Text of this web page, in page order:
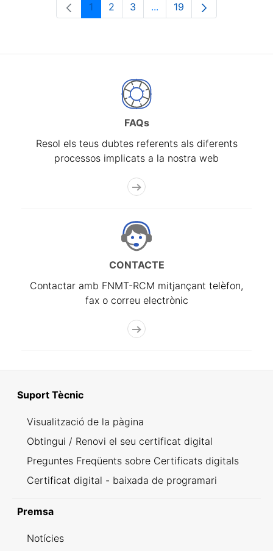
Pàgina
1 Pàgina
2 Pàgina
3 ...Pàgines intermèdies
Pàgina
19
FAQs
Resol els teus dubtes referents als diferents
processos implicats a la nostra web
CONTACTE
Contactar amb FNMT-RCM mitjançant telèfon,
fax o correu electrònic
Suport Tècnic
Visualització de la pàgina
Obtingui / Renovi el seu certificat digital
Preguntes Freqüents sobre Certificats digitals
Certificat digital - baixada de programari
Premsa
Notícies